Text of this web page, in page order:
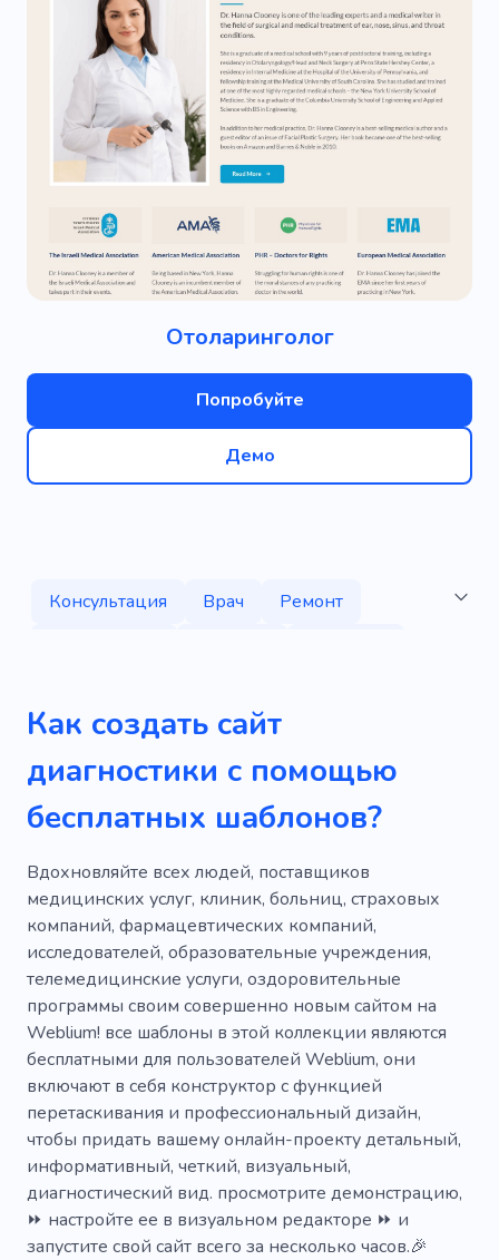
Отоларинголог
Попробуйте
Демо
Консультация Врач
Ремонт
Пункт первой помощи
Онкология
Поликлиника
Прививка
Чрезвычайная ситуация
Мозговой штурм
Рентген
Обслуживание
Обследование
Патологии
Опыт
Обзор
Терапия Сидел
Центр
Помощь
Восстановление
Страхование
Личный
Восстановление
Ортодонт
Наркотики
Кровь
Профилактика заболеваний
Медицинская компания
Как создать сайт
диагностики с помощью
бесплатных шаблонов?
Вдохновляйте всех людей, поставщиков
медицинских услуг, клиник, больниц, страховых
компаний, фармацевтических компаний,
исследователей, образовательные учреждения,
телемедицинские услуги, оздоровительные
программы своим совершенно новым сайтом на
Weblium! все шаблоны в этой коллекции являются
бесплатными для пользователей Weblium, они
включают в себя конструктор с функцией
перетаскивания и профессиональный дизайн,
чтобы придать вашему онлайн-проекту детальный,
информативный, четкий, визуальный,
диагностический вид. просмотрите демонстрацию,
⏩ настройте ее в визуальном редакторе ⏩ и
запустите свой сайт всего за несколько часов.🎉